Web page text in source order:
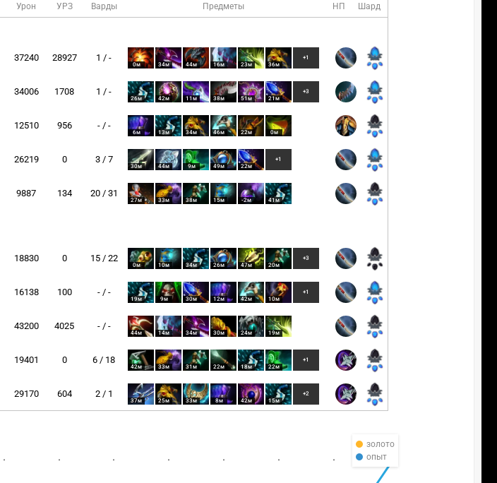
Урон УРЗ Варды Предметы НП Шард
37240 28927 1 / -
0м 34м 44м 16м 23м 36м
+1
34006 1708 1 / -
26м 42м 11м 38м 51м 21м
+3
12510 956 - / -
6м 13м 34м 46м 22м 0м
26219 0 3 / 7
30м 44м 9м 49м 22м
+1
9887 134 20 / 31
27м 33м 38м 15м -2м 41м
18830 0 15 / 22
0м 10м 34м 26м 47м 20м
+3
16138 100 - / -
19м 9м 30м 12м 42м 10м
+1
43200 4025 - / -
44м 14м 34м 30м 24м 19м
19401 0 6 / 18
42м 33м 31м 22м 18м 22м
+1
29170 604 2 / 1
37м 25м 33м 8м 42м 15м
+2
золото
опыт